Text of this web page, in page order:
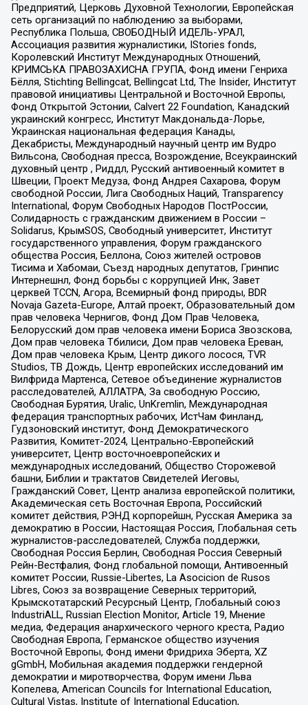
Предприятий, Церковь Духовной Технологии, Европейская
сеть организаций по наблюдению за выборами,
Республика Польша, СВОБОДНЫЙ ИДЕЛЬ-УРАЛ,
Ассоциация развития журналистики, IStories fonds,
Королевский Институт Международных Отношений,
КРИМСЬКА ПРАВОЗАХИСНА ГРУПА, Фонд имени Генриха
Бёлля, Stichting Bellingcat, Bellingcat Ltd, The Insider, Институт
правовой инициативы Центральной и Восточной Европы,
Фонд Открытой Эстонии, Calvert 22 Foundation, Канадский
украинский конгресс, Институт Макдональда-Лорье,
Украинская национальная федерация Канады,
Декабристы, Международный научный центр им Вудро
Вильсона, Свободная пресса, Возрождение, Всеукраинский
духовный центр , Риддл, Русский антивоенный комитет в
Швеции, Проект Медуза, Фонд Андрея Сахарова, Форум
свободной России, Лига Свободных Наций, Transparеncy
International, Форум Свободных Народов ПостРоссии,
Солидарность с гражданским движением в России –
Solidarus, КрымSOS, Свободный университет, Институт
государственного управления, Форум гражданского
общества Россия, Беллона, Союз жителей островов
Тисима и Хабомаи, Съезд народных депутатов, Гринпис
Интернешнл, Фонд борьбы с коррупцией Инк, Завет
церквей TCCN, Агора, Всемирный фонд природы, BDR
Novaja Gazeta-Europe, Алтай проект, Образовательный дом
прав человека Чернигов, Фонд Дом Прав Человека,
Белорусский дом прав человека имени Бориса Звозскова,
Дом прав человека Тбилиси, Дом прав человека Ереван,
Дом прав человека Крым, Центр дикого лосося, TVR
Studios, ТВ Дождь, Центр европейских исследований им
Вилфрида Мартенса, Сетевое объединение журналистов
расследователей, АЛЛАТРА, За свободную Россию,
Свободная Бурятия, Uralic, UnKremlin, Международная
федерация транспортных рабочих, ИстЧам Финланд,
Гудзоновский институт, Фонд Демократического
Развития, Комитет-2024, Центрально-Европейский
университет, Центр восточноевропейских и
международных исследований, Общество Сторожевой
башни, Библии и трактатов Свидетелей Иеговы,
Гражданский Совет, Центр анализа европейской политики,
Академическая сеть Восточная Европа, Российский
комитет действия, РЭНД корпорейшн, Русская Америка за
демократию в России, Настоящая Россия, Глобальная сеть
журналистов-расследователей, Служба поддержки,
Свободная Россия Берлин, Свободная Россия Северный
Рейн-Вестфалия, Фонд глобальной помощи, Антивоенный
комитет России, Russie-Libertes, La Asocicion de Rusos
Libres, Союз за возвращение Северных территорий,
Крымскотатарский Ресурсный Центр, Глобальный союз
IndustriALL, Russian Election Monitor, Article 19, Мнение
медиа, Федерация анархического черного креста, Радио
Свободная Европа, Германское общество изучения
Восточной Европы, Фонд имени Фридриха Эберта, XZ
gGmbH, Мобильная академия поддержки гендерной
демократии и миротворчества, Форум имени Льва
Копелева, American Councils for International Education,
Cultural Vistas, Institute of International Education,